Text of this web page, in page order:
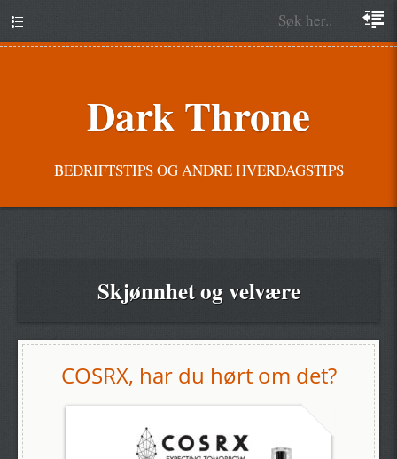
Dark Throne
BEDRIFTSTIPS OG ANDRE HVERDAGSTIPS
Skjønnhet og velvære
COSRX, har du hørt om det?